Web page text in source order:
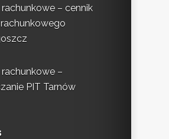
rachunkowe – cennik
rachunkowe –
PIT Tarnów